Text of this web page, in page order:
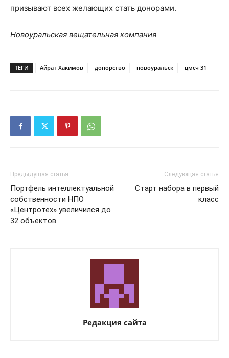
призывают всех желающих стать донорами.
Новоуральская вещательная компания
ТЕГИ Айрат Хакимов донорство новоуральск цмсч 31
Предыдущая статья
Портфель интеллектуальной
собственности НПО
«Центротех» увеличился до
32 объектов
Следующая статья
Старт набора в первый
класс
Редакция сайта